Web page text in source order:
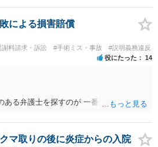
、修正手術を受けるまえに弁護士に相談
お勧めいたします。
による損害賠償
謝料請求・訴訟 #手術ミス・事故 #説明義務違反
役にたった 14
ある弁護士を探すのが 一番近道だね。
マ取りの後に炎症からの入院